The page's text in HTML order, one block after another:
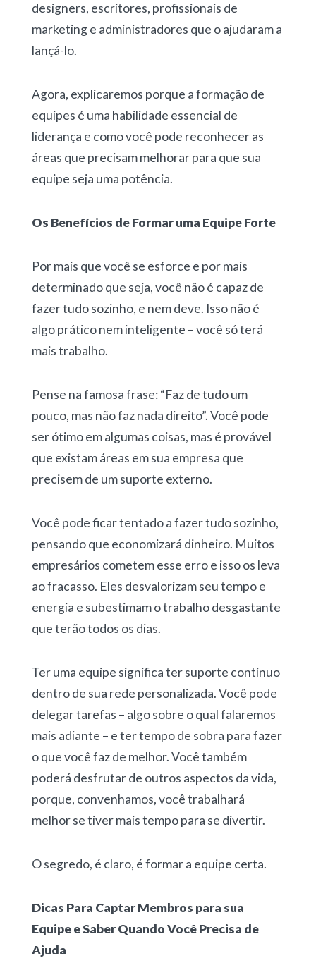
designers, escritores, profissionais de
marketing e administradores que o ajudaram a
lançá-lo.
Agora, explicaremos porque a formação de
equipes é uma habilidade essencial de
liderança e como você pode reconhecer as
áreas que precisam melhorar para que sua
equipe seja uma potência.
Os Benefícios de Formar uma Equipe Forte
Por mais que você se esforce e por mais
determinado que seja, você não é capaz de
fazer tudo sozinho, e nem deve. Isso não é
algo prático nem inteligente – você só terá
mais trabalho.
Pense na famosa frase: “Faz de tudo um
pouco, mas não faz nada direito”. Você pode
ser ótimo em algumas coisas, mas é provável
que existam áreas em sua empresa que
precisem de um suporte externo.
Você pode ficar tentado a fazer tudo sozinho,
pensando que economizará dinheiro. Muitos
empresários cometem esse erro e isso os leva
ao fracasso. Eles desvalorizam seu tempo e
energia e subestimam o trabalho desgastante
que terão todos os dias.
Ter uma equipe significa ter suporte contínuo
dentro de sua rede personalizada. Você pode
delegar tarefas – algo sobre o qual falaremos
mais adiante – e ter tempo de sobra para fazer
o que você faz de melhor. Você também
poderá desfrutar de outros aspectos da vida,
porque, convenhamos, você trabalhará
melhor se tiver mais tempo para se divertir.
O segredo, é claro, é formar a equipe certa.
Dicas Para Captar Membros para sua
Equipe e Saber Quando Você Precisa de
Ajuda